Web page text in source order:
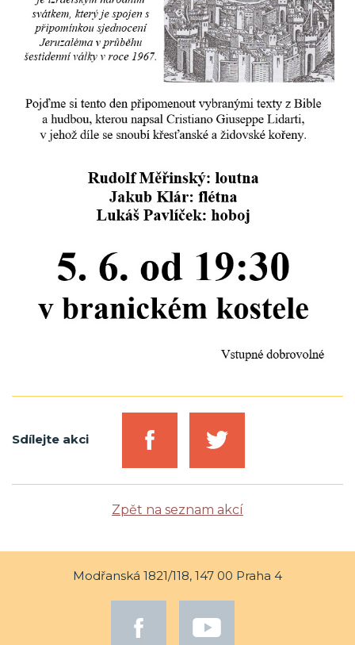
Sdílejte akci
Zpět na seznam akcí
Modřanská 1821/118, 147 00 Praha 4